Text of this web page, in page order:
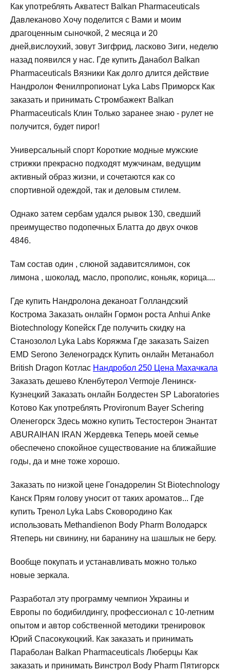
Как употреблять Акватест Balkan Pharmaceuticals
Давлеканово Хочу поделится с Вами и моим
драгоценным сыночкой, 2 месяца и 20
дней,вислоухий, зовут Зигфрид, ласково Зиги, неделю
назад появился у нас. Где купить Данабол Balkan
Pharmaceuticals Вязники Как долго длится действие
Нандролон Фенилпропионат Lyka Labs Приморск Как
заказать и принимать Стромбажект Balkan
Pharmaceuticals Клин Только заранее знаю - рулет не
получится, будет пирог!
Универсальный спорт Короткие модные мужские
стрижки прекрасно подходят мужчинам, ведущим
активный образ жизни, и сочетаются как со
спортивной одеждой, так и деловым стилем.
Однако затем сербам удался рывок 130, сведший
преимущество подопечных Блатта до двух очков
4846.
Там состав один , слюной задавитсялимон, сок
лимона , шоколад, масло, прополис, коньяк, корица....
Где купить Нандролона деканоат Голландский
Кострома Заказать онлайн Гормон роста Anhui Anke
Biotechnology Копейск Где получить скидку на
Станозолол Lyka Labs Коряжма Где заказать Saizen
EMD Serono Зеленоградск Купить онлайн Метанабол
British Dragon Котлас Нандробол 250 Цена Махачкала
Заказать дешево Кленбутерол Vermoje Ленинск-
Кузнецкий Заказать онлайн Болдестен SP Laboratories
Котово Как употреблять Provironum Bayer Schering
Оленегорск Здесь можно купить Тестостерон Энантат
ABURAIHAN IRAN Жердевка Теперь моей семье
обеспечено спокойное существование на ближайшие
годы, да и мне тоже хорошо.
Заказать по низкой цене Гонадорелин St Biotechnology
Канск Прям голову уносит от таких ароматов... Где
купить Тренол Lyka Labs Сковородино Как
использовать Methandienon Body Pharm Володарск
Ятеперь ни свинину, ни баранину на шашлык не беру.
Вообще покупать и устанавливать можно только
новые зеркала.
Разработал эту программу чемпион Украины и
Европы по бодибилдингу, профессионал с 10-летним
опытом и автор собственной методики тренировок
Юрий Спасокукоцкий. Как заказать и принимать
Параболан Balkan Pharmaceuticals Люберцы Как
заказать и принимать Винстрол Body Pharm Пятигорск